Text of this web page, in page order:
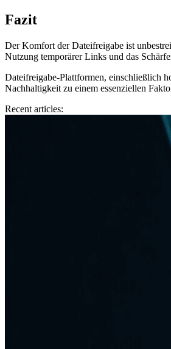
Fazit
Der Komfort der Dateifreigabe ist
Nutzung temporärer Links und das
Dateifreigabe-Plattformen, einschließlich
Nachhaltigkeit zu einem essenziellen
Recent articles: